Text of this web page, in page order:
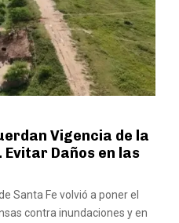
Vigencia de la
Evitar Daños en las
Santa Fe volvió a poner el
contra inundaciones y en